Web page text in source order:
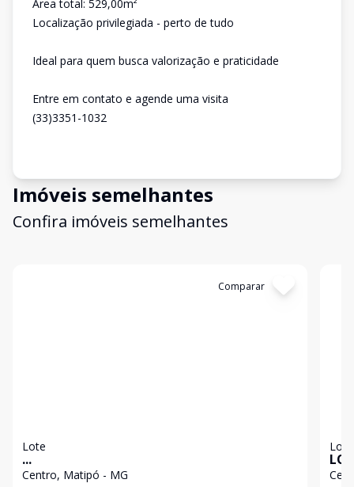
Área total: 529,00m²
Localização privilegiada - perto de tudo
Ideal para quem busca valorização e praticidade
Entre em contato e agende uma visita
(33)3351-1032
Imóveis semelhantes
Confira imóveis semelhantes
Comparar
Lote
...
Centro, Matipó - MG
Lote